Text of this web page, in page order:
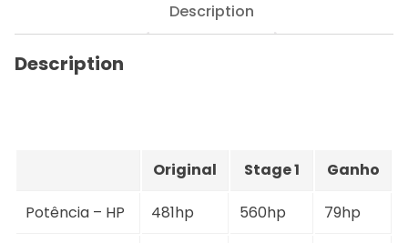
Description
Description
Original Stage 1 Ganho
Potência – HP 481hp 560hp 79hp